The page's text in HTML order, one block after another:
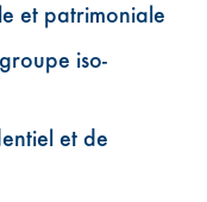
et patrimoniale
iso-
et de